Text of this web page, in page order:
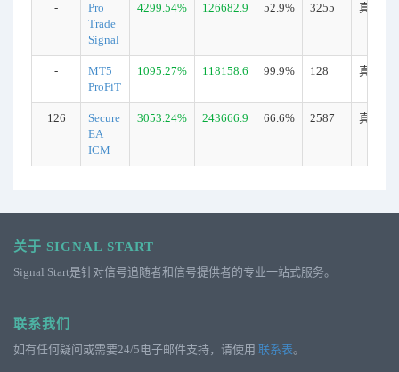
-
Pro
Trade
Signal
4299.54% 126682.9 52.9% 3255 真实
-
MT5
ProFiT
1095.27% 118158.6 99.9% 128 真实
126
Secure
EA
ICM
3053.24% 243666.9 66.6% 2587 真实
关于 SIGNAL START
Signal Start是针对信号追随者和信号提供者的专业一站式服务。
联系我们
如有任何疑问或需要24/5电子邮件支持，请使用 联系表。